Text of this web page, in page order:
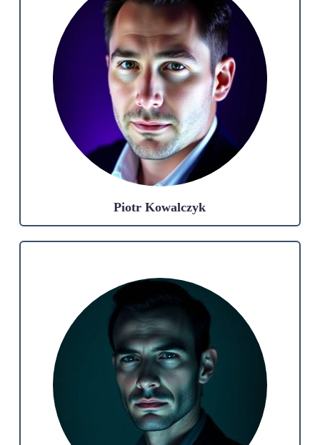
Piotr Kowalczyk